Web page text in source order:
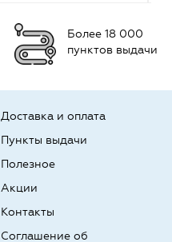
Более 18 000
пунктов выдачи
Доставка и оплата
Пункты выдачи
Полезное
Акции
Контакты
Соглашение об